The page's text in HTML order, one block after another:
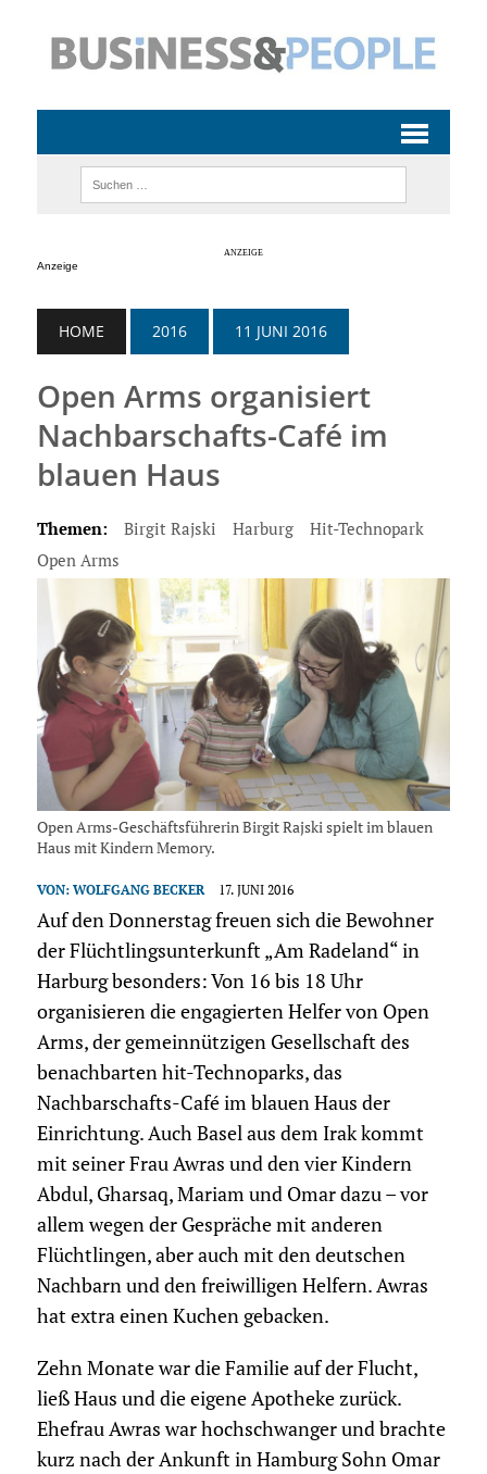
Anzeige
HOME 2016 11 JUNI 2016
Open Arms organisiert
Nachbarschafts-Café im
blauen Haus
Themen: Birgit Rajski Harburg
Hit-Technopark
Open Arms
Open Arms-Geschäftsführerin Birgit Rajski spielt im blauen
Haus mit Kindern Memory.
VON: WOLFGANG BECKER 17. JUNI 2016
Auf den Donnerstag freuen sich die Bewohner
der Flüchtlingsunterkunft „Am Radeland“ in
Harburg besonders: Von 16 bis 18 Uhr
organisieren die engagierten Helfer von Open
Arms, der gemeinnützigen Gesellschaft des
benachbarten hit-Technoparks, das
Nachbarschafts-Café im blauen Haus der
Einrichtung. Auch Basel aus dem Irak kommt
mit seiner Frau Awras und den vier Kindern
Abdul, Gharsaq, Mariam und Omar dazu – vor
allem wegen der Gespräche mit anderen
Flüchtlingen, aber auch mit den deutschen
Nachbarn und den freiwilligen Helfern. Awras
hat extra einen Kuchen gebacken.
Zehn Monate war die Familie auf der Flucht,
ließ Haus und die eigene Apotheke zurück.
Ehefrau Awras war hochschwanger und brachte
kurz nach der Ankunft in Hamburg Sohn Omar